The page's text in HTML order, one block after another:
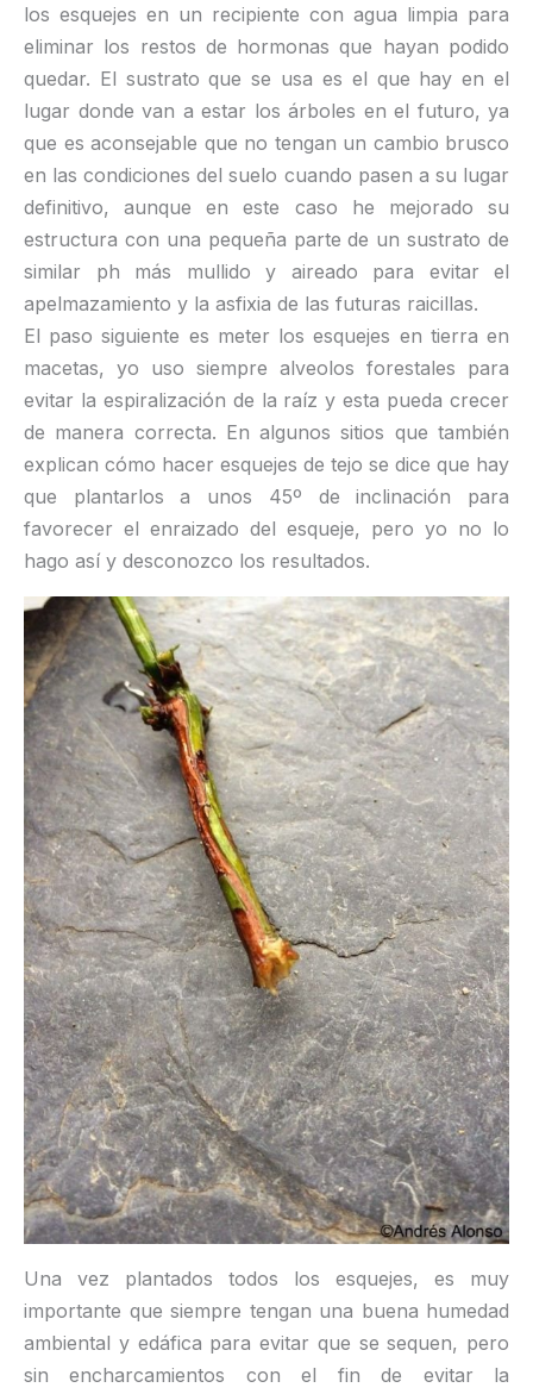
los esquejes en un recipiente con agua limpia para
eliminar los restos de hormonas que hayan podido
quedar. El sustrato que se usa es el que hay en el
lugar donde van a estar los árboles en el futuro, ya
que es aconsejable que no tengan un cambio brusco
en las condiciones del suelo cuando pasen a su lugar
definitivo, aunque en este caso he mejorado su
estructura con una pequeña parte de un sustrato de
similar ph más mullido y aireado para evitar el
apelmazamiento y la asfixia de las futuras raicillas.
El paso siguiente es meter los esquejes en tierra en
macetas, yo uso siempre alveolos forestales para
evitar la espiralización de la raíz y esta pueda crecer
de manera correcta. En algunos sitios que también
explican cómo hacer esquejes de tejo se dice que hay
que plantarlos a unos 45º de inclinación para
favorecer el enraizado del esqueje, pero yo no lo
hago así y desconozco los resultados.
Una vez plantados todos los esquejes, es muy
importante que siempre tengan una buena humedad
ambiental y edáfica para evitar que se sequen, pero
sin encharcamientos con el fin de evitar la